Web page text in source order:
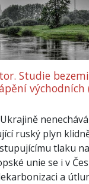
Studie
východních
ruský plyn
tlaku
unie se i v
a